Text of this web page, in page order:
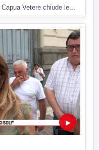
Vetere chiude le...
▶